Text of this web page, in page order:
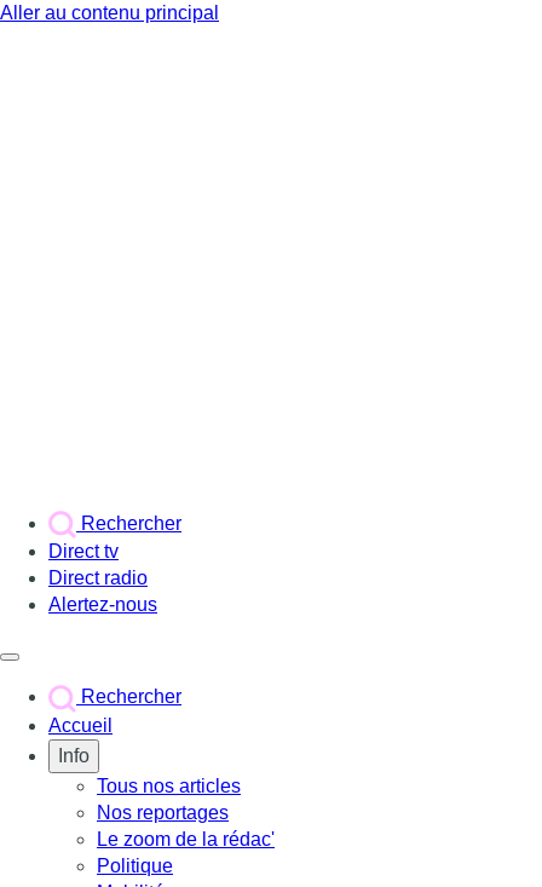
Aller au contenu principal
Rechercher
Direct tv
Direct radio
Alertez-nous
Rechercher
Accueil
Info
Tous nos articles
Nos reportages
Le zoom de la rédac'
Politique